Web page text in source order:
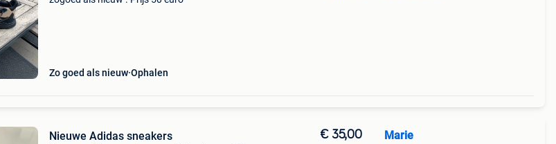
Zo goed als nieuw Ophalen
Nieuwe Adidas sneakers € 35,00 Marie